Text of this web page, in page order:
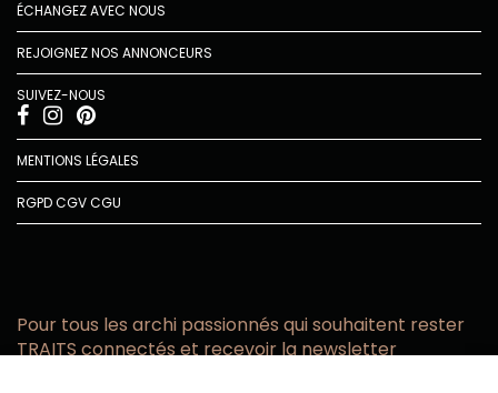
ÉCHANGEZ AVEC NOUS
REJOIGNEZ NOS ANNONCEURS
SUIVEZ-NOUS
MENTIONS LÉGALES
RGPDCGVCGU
Pour tous les archi passionnés qui souhaitent rester
TRAITS connectés et recevoir la newsletter